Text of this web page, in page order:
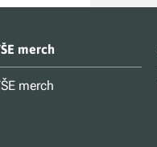
merch
merch